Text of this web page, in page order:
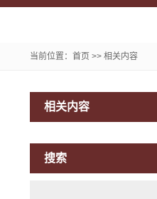
当前位置： 首页 >> 相关内容
相关内容
搜索